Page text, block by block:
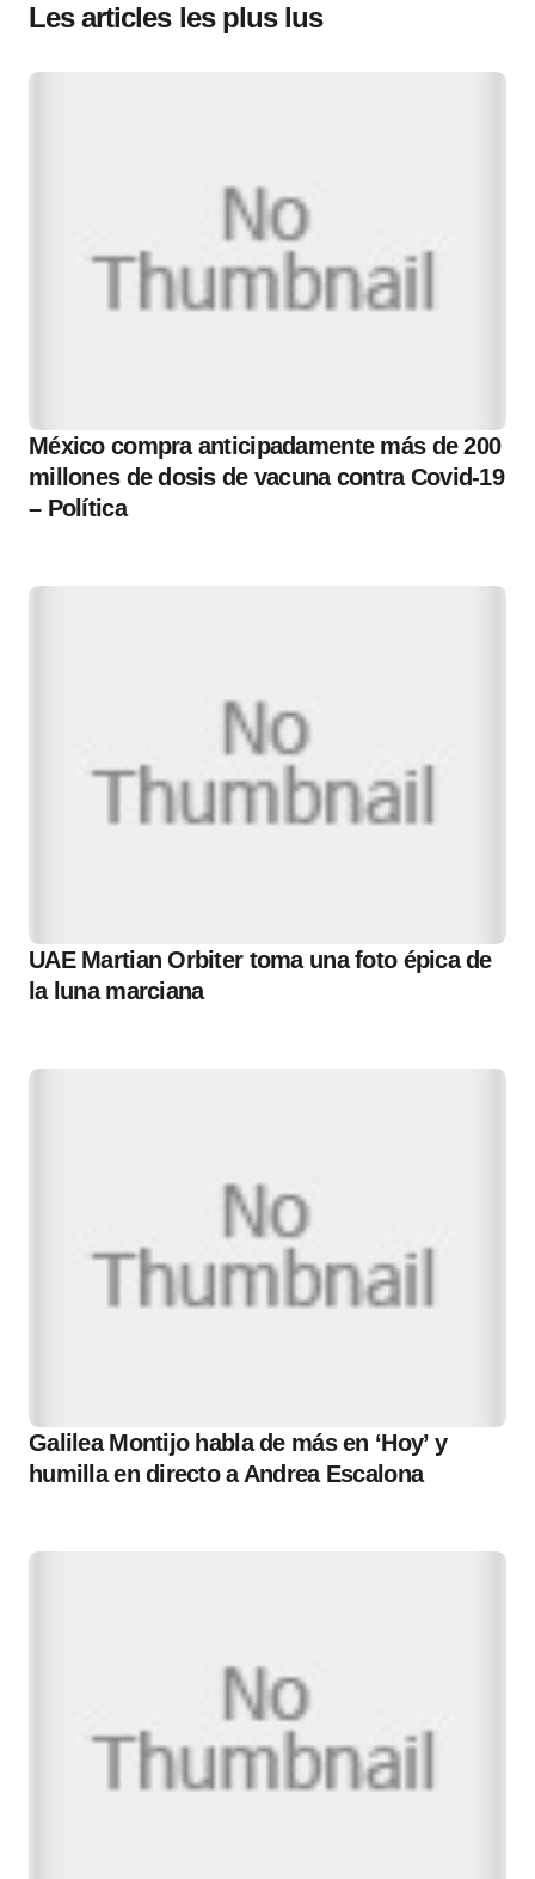
Les articles les plus lus
México compra anticipadamente más de 200
millones de dosis de vacuna contra Covid-19
– Política
UAE Martian Orbiter toma una foto épica de
la luna marciana
Galilea Montijo habla de más en ‘Hoy’ y
humilla en directo a Andrea Escalona